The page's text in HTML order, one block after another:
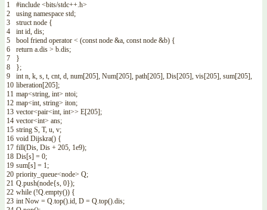
1
2
3
4
5
6
7
8
9
10
11
12
13
14
15
16
17
18
19
20
21
22
23
#include <bits/stdc++.h>
using namespace std;
struct node {
int id, dis;
bool friend operator < (const node &a, const node &b) {
return a.dis > b.dis;
}
};
int n, k, s, t, cnt, d, num[205], Num[205], path[205], Dis[205], vis[205], sum[205],
liberation[205];
map<string, int> ntoi;
map<int, string> iton;
vector<pair<int, int>> E[205];
vector<int> ans;
string S, T, u, v;
void Dijskra() {
fill(Dis, Dis + 205, 1e9);
Dis[s] = 0;
sum[s] = 1;
priority_queue<node> Q;
Q.push(node{s, 0});
while (!Q.empty()) {
int Now = Q.top().id, D = Q.top().dis;